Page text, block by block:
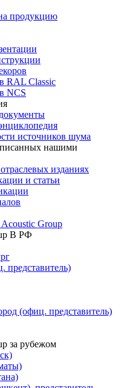
продукцию
RAL Сlassic
NCS
источников шума
нашими
изданиях
и статьи
Group
В РФ
представитель)
(офиц. представитель)
за рубежом